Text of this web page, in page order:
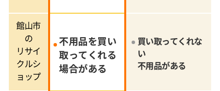
館山市
の
リサイ
クルシ
ョップ
不用品を買い
取ってくれる
場合がある
買い取ってくれな
い
不用品がある